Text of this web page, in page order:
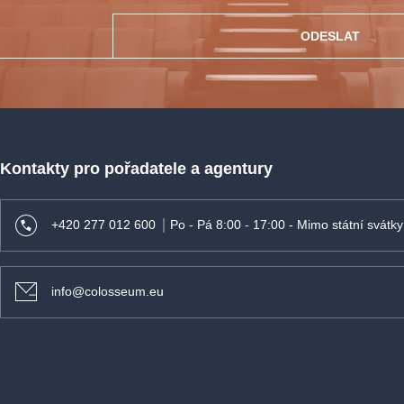
ODESLAT
Kontakty pro pořadatele a agentury
+420 277 012 600 Po - Pá 8:00 - 17:00 - Mimo státní svátky
info@colosseum.eu